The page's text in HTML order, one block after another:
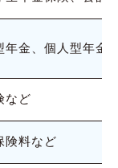
年金、個人型年金
など
険料など